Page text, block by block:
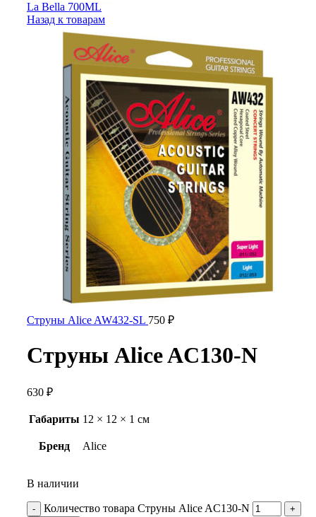
La Bella 700ML
Назад к товарам
Струны Alice AW432-SL 750 ₽
Струны Alice AC130-N
630 ₽
Габариты 12 × 12 × 1 см
Бренд Alice
В наличии
Количество товара Струны Alice AC130-N